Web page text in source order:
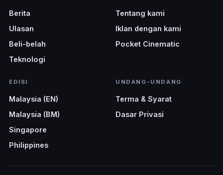
Berita
Ulasan
Beli-belah
Teknologi
Tentang kami
Iklan dengan kami
Pocket Cinematic
EDISI
Malaysia (EN)
Malaysia (BM)
Singapore
Philippines
UNDANG-UNDANG
Terma & Syarat
Dasar Privasi